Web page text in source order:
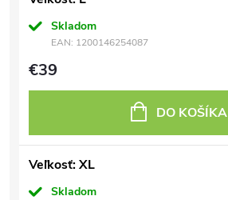
Skladom
EAN: 1200146254087
€39
DO KOŠÍKA
Veľkosť: XL
Skladom